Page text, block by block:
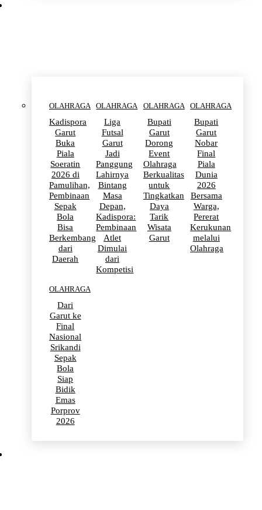
OLAHRAGA
Kadispora
Garut
Buka
Piala
Soeratin
2026 di
Pamulihan,
Pembinaan
Sepak
Bola
Bisa
Berkembang
dari
Daerah
OLAHRAGA
Liga
Futsal
Garut
Jadi
Panggung
Lahirnya
Bintang
Masa
Depan,
Kadispora:
Pembinaan
Atlet
Dimulai
dari
Kompetisi
OLAHRAGA
Bupati
Garut
Dorong
Event
Olahraga
Berkualitas
untuk
Tingkatkan
Daya
Tarik
Wisata
Garut
OLAHRAGA
Bupati
Garut
Nobar
Final
Piala
Dunia
2026
Bersama
Warga,
Pererat
Kerukunan
melalui
Olahraga
OLAHRAGA
Dari
Garut ke
Final
Nasional
Srikandi
Sepak
Bola
Siap
Bidik
Emas
Porprov
2026